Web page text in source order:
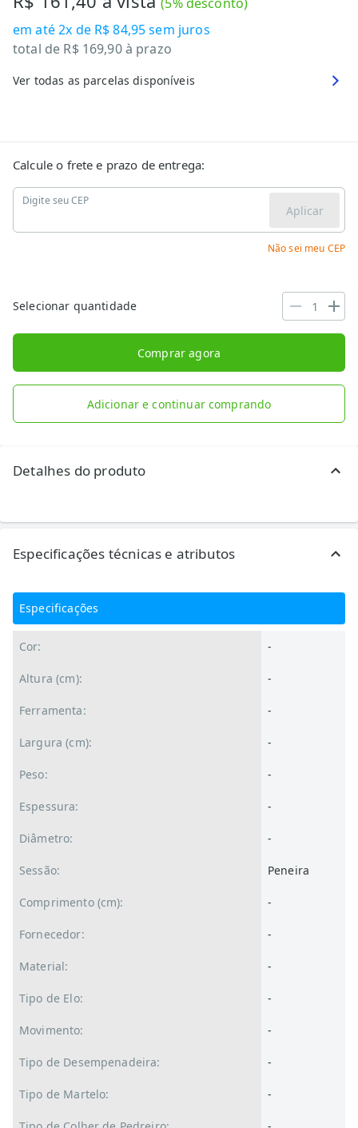
em até2x de R$ 84,95sem juros
total de R$ 169,90à prazo
Ver todas as parcelas disponíveis
Calcule o frete e prazo de entrega:
Digite seu CEP
Aplicar
Não sei meu CEP
Selecionar quantidade
Comprar agora
Adicionar e continuar comprando
Detalhes do produto
Especificações técnicas e atributos
Especificações
Cor: -
Altura (cm): -
Ferramenta: -
Largura (cm): -
Peso: -
Espessura: -
Diâmetro: -
Sessão: Peneira
Comprimento (cm): -
Fornecedor: -
Material: -
Tipo de Elo: -
Movimento: -
Tipo de Desempenadeira: -
Tipo de Martelo: -